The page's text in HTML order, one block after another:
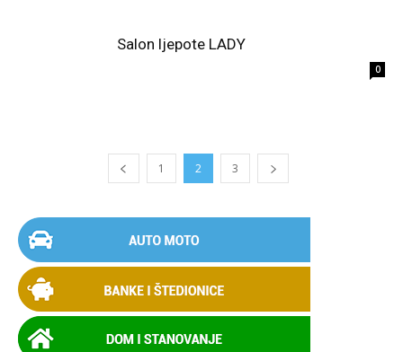
Salon ljepote LADY
0
1 2 3